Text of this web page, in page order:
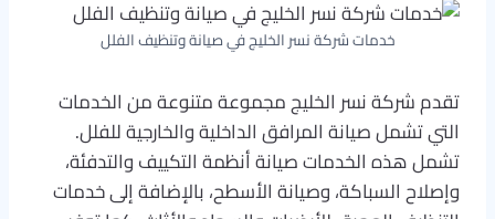
خدمات شركة نسر الخليج في صيانة وتنظيف الفلل
تقدم شركة نسر الخليج مجموعة متنوعة من الخدمات
التي تشمل صيانة المرافق الداخلية والخارجية للفلل.
تشمل هذه الخدمات صيانة أنظمة التكييف والتدفئة،
وإصلاح السباكة، وصيانة الأسطح، بالإضافة إلى خدمات